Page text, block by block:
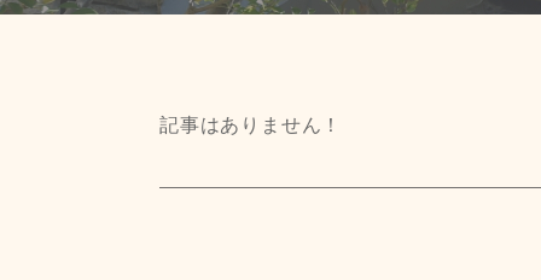
記事はありません！